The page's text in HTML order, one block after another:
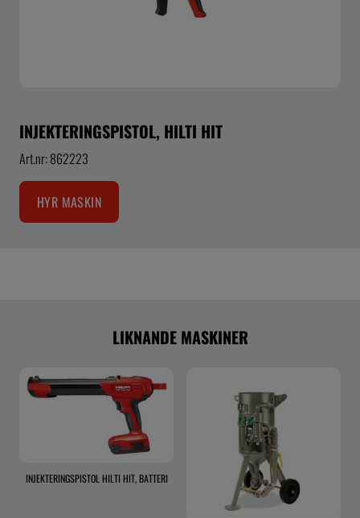
INJEKTERINGSPISTOL, HILTI HIT
Art.nr: 862223
HYR MASKIN
LIKNANDE MASKINER
INJEKTERINGSPISTOL HILTI HIT, BATTERI